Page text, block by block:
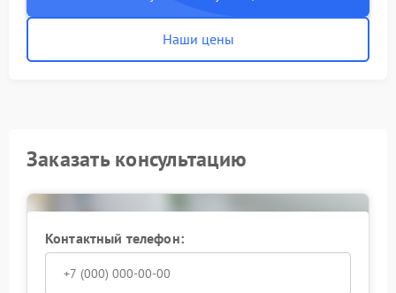
Наши цены
Заказать консультацию
Контактный телефон: